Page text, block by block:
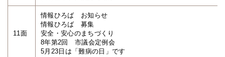
11面
情報ひろば お知らせ
情報ひろば 募集
安全・安心のまちづくり
8年第2回 市議会定例会
5月23日は「難病の日」です